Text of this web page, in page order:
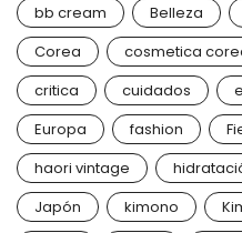
bb cream Belleza
Corea
cosmetica
critica
cuidados
Europa
fashion
haori vintage
Japón
kimono